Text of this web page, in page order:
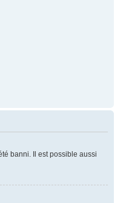
banni. Il est possible aussi